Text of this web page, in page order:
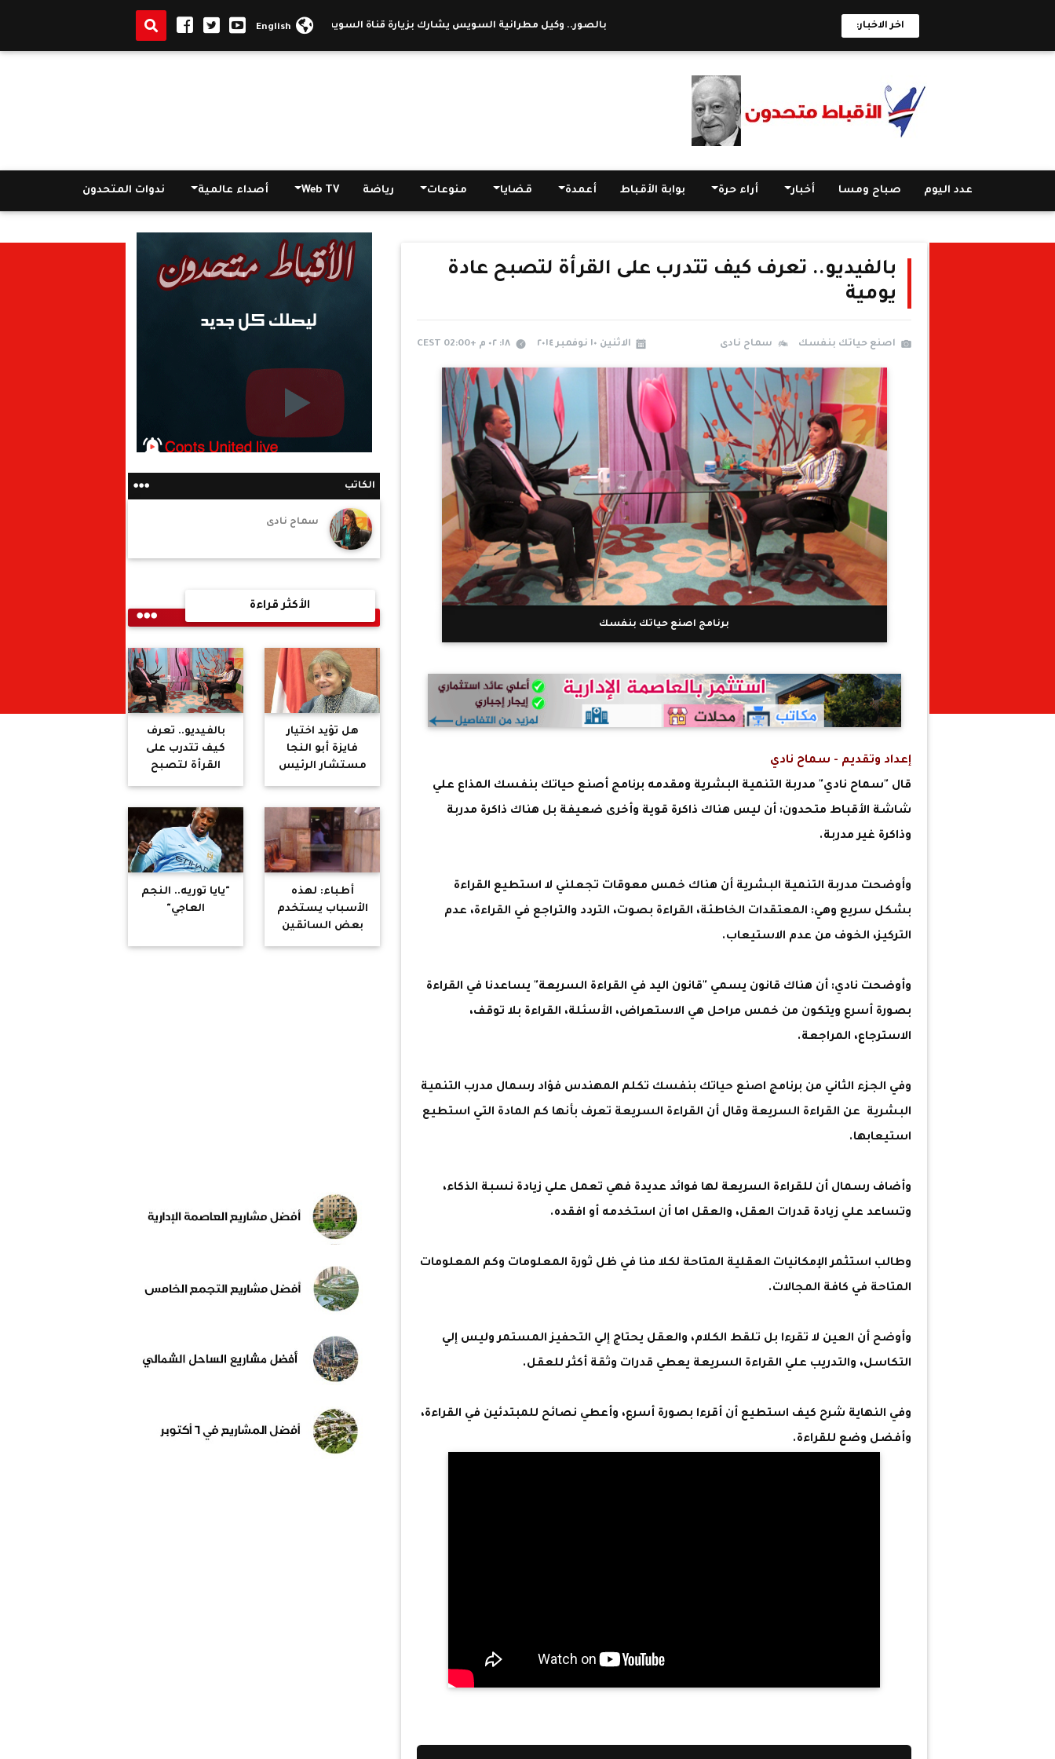
اخر الاخبار: بالصور.. وكيل مطرانية السويس يشارك بزيارة قناة السويس | بالصور.. أسقف دشنا يتابع أعمال البناء بكنيسة مارجرجس بقنا
English
عدد اليوم صباح ومسا أخبار أراء حرة بوابة الأقباط أعمدة قضايا منوعات رياضة Web TV أصداء عالمية ندوات المتحدون
بالفيديو.. تعرف كيف تتدرب على القرأة لتصبح عادة
يومية
اصنع حياتك بنفسك سماح نادى الاثنين ١٠ نوفمبر ٢٠١٤ ١٨: ٠٢ م +02:00 CEST
برنامج اصنع حياتك بنفسك
إعداد وتقديم - سماح نادي
قال "سماح نادي" مدربة التنمية البشرية ومقدمه برنامج أصنع حياتك بنفسك المذاع علي
شاشة الأقباط متحدون: أن ليس هناك ذاكرة قوية وأخرى ضعيفة بل هناك ذاكرة مدربة
وذاكرة غير مدربة.
وأوضحت مدربة التنمية البشرية أن هناك خمس معوقات تجعلني لا استطيع القراءة
بشكل سريع وهي: المعتقدات الخاطئة، القراءة بصوت، التردد والتراجع في القراءة، عدم
التركيز، الخوف من عدم الاستيعاب.
وأوضحت نادي: أن هناك قانون يسمي "قانون اليد في القراءة السريعة" يساعدنا في القراءة
بصورة أسرع ويتكون من خمس مراحل هي الاستعراض، الأسئلة، القراءة بلا توقف،
الاسترجاع، المراجعة.
وفي الجزء الثاني من برنامج اصنع حياتك بنفسك تكلم المهندس فؤاد رسمال مدرب التنمية
البشرية عن القراءة السريعة وقال أن القراءة السريعة تعرف بأنها كم المادة التي استطيع
استيعابها.
وأضاف رسمال أن للقراءة السريعة لها فوائد عديدة فهي تعمل علي زيادة نسبة الذكاء،
وتساعد علي زيادة قدرات العقل، والعقل اما أن استخدمه أو افقده.
وطالب استثمر الإمكانيات العقلية المتاحة لكلا منا في ظل ثورة المعلومات وكم المعلومات
المتاحة في كافة المجالات.
وأوضح أن العين لا تقرءا بل تلقط الكلام، والعقل يحتاج إلي التحفيز المستمر وليس إلي
التكاسل، والتدريب علي القراءة السريعة يعطي قدرات وثقة أكثر للعقل.
وفي النهاية شرح كيف استطيع أن أقرءا بصورة أسرع، وأعطي نصائح للمبتدئين في القراءة،
وأفضل وضع للقراءة.
الكاتب
سماح نادى
الأكثر قراءة
هل تؤيد اختيار
فايزة أبو النجا
مستشار الرئيس
للأمن القومي؟
بالفيديو.. تعرف
كيف تتدرب على
القرأة لتصبح
عادة يومية
أطباء: لهذه
الأسباب يستخدم
بعض السائقين
"يايا توريه.. النجم
العاجي"